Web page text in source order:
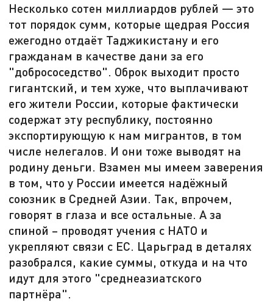
Несколько сотен миллиардов рублей — это
тот порядок сумм, которые щедрая Россия
ежегодно отдаёт Таджикистану и его
гражданам в качестве дани за его
"добрососедство". Оброк выходит просто
гигантский, и тем хуже, что выплачивают
его жители России, которые фактически
содержат эту республику, постоянно
экспортирующую к нам мигрантов, в том
числе нелегалов. И они тоже выводят на
родину деньги. Взамен мы имеем заверения
в том, что у России имеется надёжный
союзник в Средней Азии. Так, впрочем,
говорят в глаза и все остальные. А за
спиной – проводят учения с НАТО и
укрепляют связи с ЕС. Царьград в деталях
разобрался, какие суммы, откуда и на что
идут для этого "среднеазиатского
партнёра".